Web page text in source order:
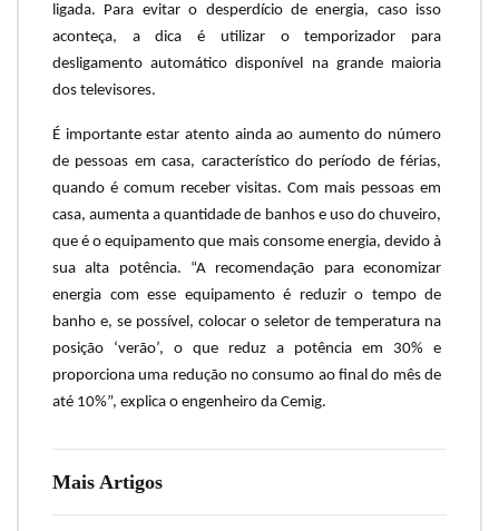
Mais Artigos
ligada. Para evitar o desperdício de energia, caso isso
aconteça, a dica é utilizar o temporizador para
desligamento automático disponível na grande maioria
dos televisores.
É importante estar atento ainda ao aumento do número
de pessoas em casa, característico do período de férias,
quando é comum receber visitas. Com mais pessoas em
casa, aumenta a quantidade de banhos e uso do chuveiro,
que é o equipamento que mais consome energia, devido à
sua alta potência. “A recomendação para economizar
energia com esse equipamento é reduzir o tempo de
banho e, se possível, colocar o seletor de temperatura na
posição ‘verão’, o que reduz a potência em 30% e
proporciona uma redução no consumo ao final do mês de
até 10%”, explica o engenheiro da Cemig.